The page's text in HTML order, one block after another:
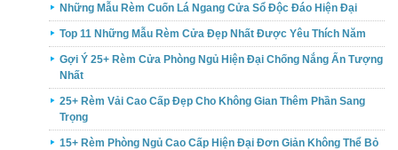
Những Mẫu Rèm Cuốn Lá Ngang Cửa Sổ Độc Đáo Hiện Đại
Top 11 Những Mẫu Rèm Cửa Đẹp Nhất Được Yêu Thích Năm
Gợi Ý 25+ Rèm Cửa Phòng Ngủ Hiện Đại Chống Nắng Ấn Tượng
Nhất
25+ Rèm Vải Cao Cấp Đẹp Cho Không Gian Thêm Phần Sang
Trọng
15+ Rèm Phòng Ngủ Cao Cấp Hiện Đại Đơn Giản Không Thể Bỏ